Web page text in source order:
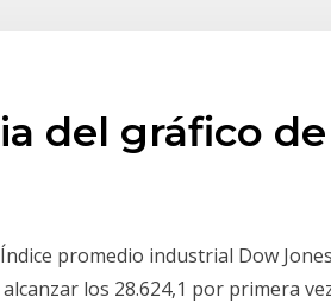
del gráfico
promedio industrial Dow
los 28.624,1 por primera